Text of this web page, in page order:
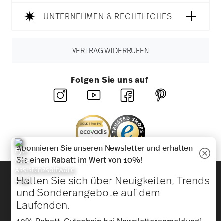
UNTERNEHMEN & RECHTLICHES
VERTRAG WIDERRUFEN
Folgen Sie uns auf
Entdecken Sie unsere Marken
Design & Funktionalität für Ihr Zuhause
Homepage AGB
Abonnieren Sie unseren Newsletter und erhalten
Sie einen Rabatt im Wert von 10%!
Halten Sie sich über Neuigkeiten, Trends
und Sonderangebote auf dem
Laufenden.
1